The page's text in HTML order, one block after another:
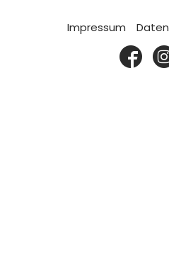
Impressum